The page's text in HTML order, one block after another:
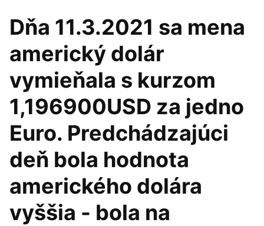
Dňa 11.3.2021 sa mena
americký dolár
vymieňala s kurzom
1,196900USD za jedno
Euro. Predchádzajúci
deň bola hodnota
amerického dolára
vyššia - bola na